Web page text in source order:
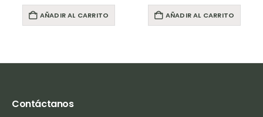
AÑADIR AL CARRITO AÑADIR AL CARRITO
Contáctanos